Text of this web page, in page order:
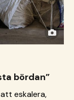
bördan”
eskalera,